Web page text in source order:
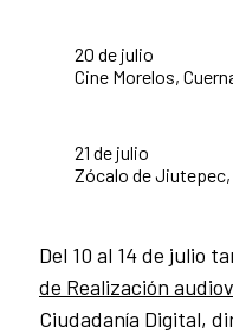
20 de julio
Cine Morelos,
21 de julio
Zócalo de
Del 10 al 14 de julio
de Realización
Ciudadanía Digital,